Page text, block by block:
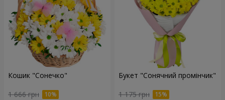
Кошик "Сонечко"
1 666 грн
Букет "Сонячний промінчик"
1 175 грн